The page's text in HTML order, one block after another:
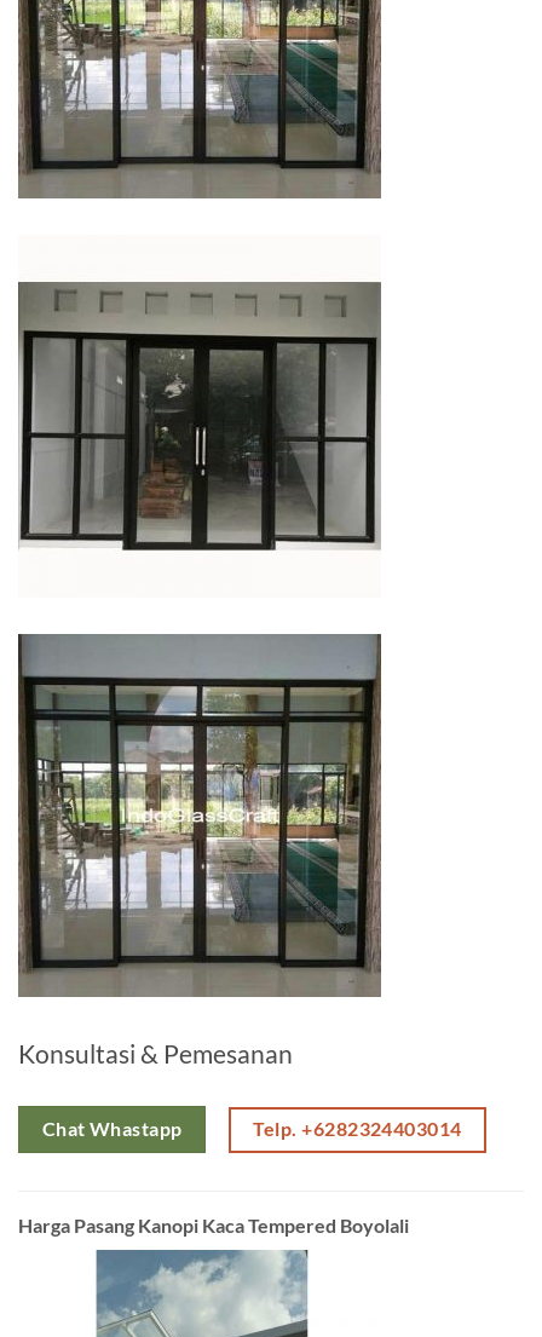
Konsultasi & Pemesanan
Chat Whastapp Telp. +6282324403014
Harga Pasang Kanopi Kaca Tempered Boyolali